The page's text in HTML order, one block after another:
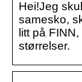
Hei!Jeg
samesko,
litt på
størrelser.